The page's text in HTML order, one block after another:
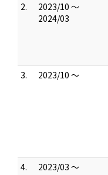
2.
2023/10 ～
2024/03
3.
2023/10 ～
4.
2023/03 ～